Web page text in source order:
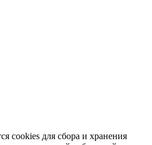
cookies для сбора и хранения